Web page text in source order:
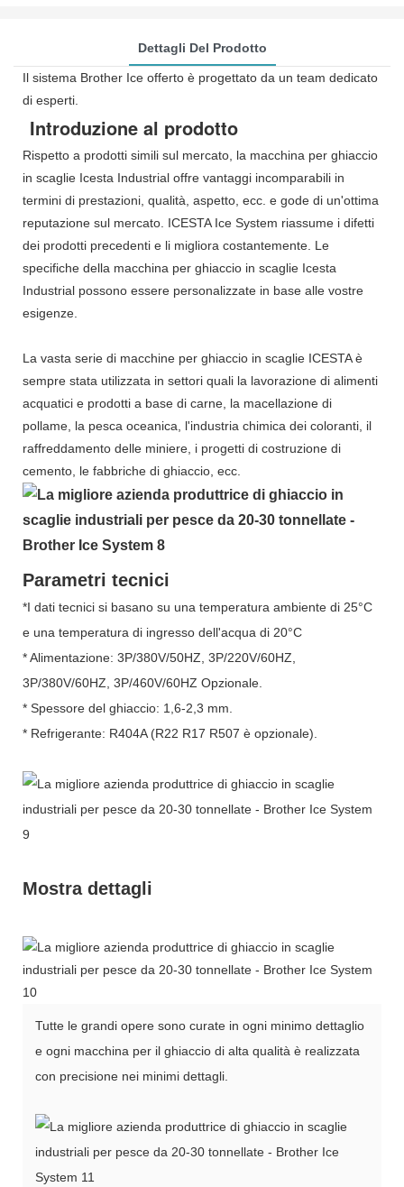
Dettagli Del Prodotto
Il sistema Brother Ice offerto è progettato da un team dedicato
di esperti.
Introduzione al prodotto
Rispetto a prodotti simili sul mercato, la macchina per ghiaccio
in scaglie Icesta Industrial offre vantaggi incomparabili in
termini di prestazioni, qualità, aspetto, ecc. e gode di un'ottima
reputazione sul mercato. ICESTA Ice System riassume i difetti
dei prodotti precedenti e li migliora costantemente. Le
specifiche della macchina per ghiaccio in scaglie Icesta
Industrial possono essere personalizzate in base alle vostre
esigenze.
La vasta serie di macchine per ghiaccio in scaglie ICESTA è
sempre stata utilizzata in settori quali la lavorazione di alimenti
acquatici e prodotti a base di carne, la macellazione di
pollame, la pesca oceanica, l'industria chimica dei coloranti, il
raffreddamento delle miniere, i progetti di costruzione di
cemento, le fabbriche di ghiaccio, ecc.
Parametri tecnici
*I dati tecnici si basano su una temperatura ambiente di 25°C
e una temperatura di ingresso dell'acqua di 20°C
* Alimentazione: 3P/380V/50HZ, 3P/220V/60HZ,
3P/380V/60HZ, 3P/460V/60HZ Opzionale.
* Spessore del ghiaccio: 1,6-2,3 mm.
* Refrigerante: R404A (R22 R17 R507 è opzionale).
Mostra dettagli
Tutte le grandi opere sono curate in ogni minimo dettaglio
e ogni macchina per il ghiaccio di alta qualità è realizzata
con precisione nei minimi dettagli.